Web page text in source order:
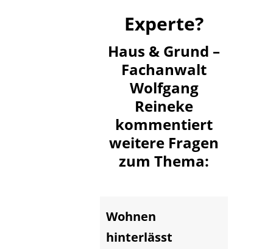
Experte?
Haus & Grund –
Fachanwalt
Wolfgang
Reineke
kommentiert
weitere Fragen
zum Thema:
Wohnen
hinterlässt